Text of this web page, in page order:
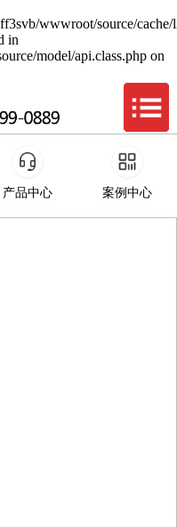
wwwroot/source/cache/
in
model/api.class.php on
产品中心 案例中心